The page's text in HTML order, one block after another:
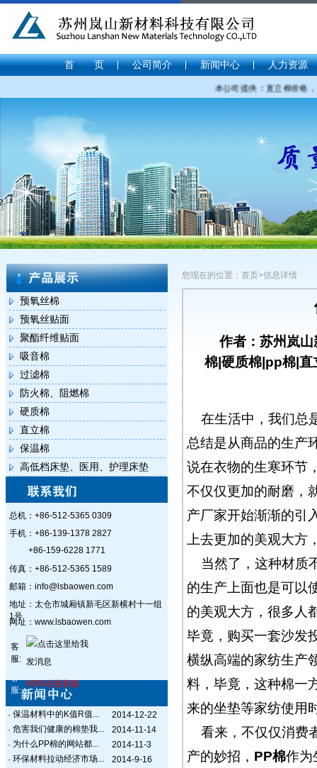
首 页 公司简介 新闻中心 人力资源
本公司提供：直立棉价格
预氧丝棉
预氧丝贴面
聚酯纤维贴面
吸音棉
过滤棉
防火棉、阻燃棉
硬质棉
直立棉
保温棉
高低档床垫、医用、护理床垫
总机：+86-512-5365 0309
手机：+86-139-1378 2827
+86-159-6228 1771
传真：+86-512-5365 1589
邮箱：info@lsbaowen.com
地址：太仓市城厢镇新毛区新横村十一组
1号
网址：www.lsbaowen.com
客
服:
客
服:
MSN在线客服
· 保温材料中的K值R值...
2014-12-22
· 危害我们健康的棉垫我...
2014-11-14
· 为什么PP棉的网站都...
2014-11-3
· 环保材料拉动经济市场...
2014-9-16
您现在的位置：首页>信息详情
作者：苏州岚
棉|硬质棉|pp棉|
在生活中，我们总
总结是从商品的生产
说在衣物的生寒环节
不仅仅更加的耐磨，
产厂家开始渐渐的引
上去更加的美观大
当然了，这种材质
的生产上面也是可以
的美观大方，很多人
毕竟，购买一套沙发
横纵高端的家纺生产
料，毕竟，这种棉一
来的坐垫等家纺使用
看来，不仅仅消费
产的妙招， PP棉作为